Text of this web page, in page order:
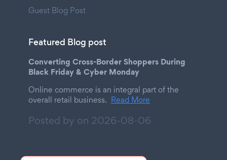
Guest Blog Post
Featured Blog post
Converting Cross-Border Shoppers During
Black Friday & Cyber Monday
Online commerce is an integral part of the
overall retail business. Read More
Posted by on 2026-08-06